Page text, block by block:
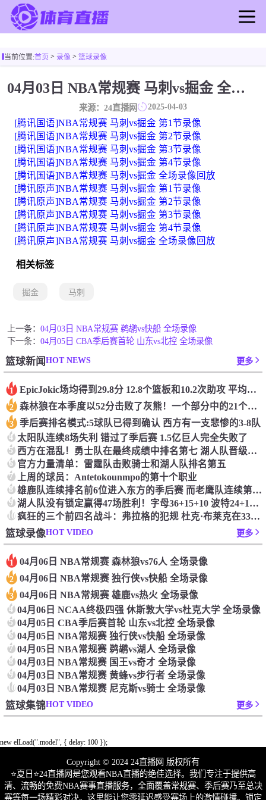
足球直播
足球录像
足球新闻
篮球新闻
当前位置:首页> 录像 > 篮球录像
04月03日 NBA常规赛 马刺vs掘金 全场录像
来源：24直播网 2025-04-03
[腾讯国语]NBA常规赛 马刺vs掘金 第1节录像
[腾讯国语]NBA常规赛 马刺vs掘金 第2节录像
[腾讯国语]NBA常规赛 马刺vs掘金 第3节录像
[腾讯国语]NBA常规赛 马刺vs掘金 第4节录像
[腾讯国语]NBA常规赛 马刺vs掘金 全场录像回放
[腾讯原声]NBA常规赛 马刺vs掘金 第1节录像
[腾讯原声]NBA常规赛 马刺vs掘金 第2节录像
[腾讯原声]NBA常规赛 马刺vs掘金 第3节录像
[腾讯原声]NBA常规赛 马刺vs掘金 第4节录像
[腾讯原声]NBA常规赛 马刺vs掘金 全场录像回放
相关标签
掘金 马刺
上一条： 04月03日 NBA常规赛 鹈鹕vs快船 全场录像
下一条： 04月05日 CBA季后赛首轮 山东vs北控 全场录像
篮球新闻HOT NEWS 更多
1 Epic️Jokic场均得到29.8分 12.8个篮板和10.2次助攻 平均三双很容易吗？
2 森林狼在本季度以52分击败了灰熊！一个部分中的21个中有18个！骑着摇头丸的战士第六 湖船不舒服
3 季后赛排名模式:5球队已得到确认 西方有一支悲惨的3-8队
4 太阳队连续8场失利 错过了季后赛 1.5亿巨人完全失败了
5 西方在混乱！勇士队在最终成绩中排名第七 湖人队晋级季后赛 火箭向快船送了礼物
6 官方力量清单：雷霆队击败骑士和湖人队排名第五
7 上周的球员：Antetokounmpo的第十个职业
8 雄鹿队连续排名前6位进入东方的季后赛 而老鹰队连续第四年在季后赛中踢球
9 湖人队没有锁定赢得47场胜利！字母36+15+10 波特24+12+8 42胜利以锁定季后赛
10 疯狂的三个前四名战斗：弗拉格的犯规 杜克·布莱克在33秒的惊喜中出现了
篮球录像HOT VIDEO 更多
1 04月06日 NBA常规赛 森林狼vs76人 全场录像
2 04月06日 NBA常规赛 独行侠vs快船 全场录像
3 04月06日 NBA常规赛 雄鹿vs热火 全场录像
4 04月06日 NCAA终极四强 休斯敦大学vs杜克大学 全场录像
5 04月05日 CBA季后赛首轮 山东vs北控 全场录像
6 04月05日 NBA常规赛 独行侠vs快船 全场录像
7 04月05日 NBA常规赛 鹈鹕vs湖人 全场录像
8 04月03日 NBA常规赛 国王vs奇才 全场录像
9 04月03日 NBA常规赛 黄蜂vs步行者 全场录像
1004月03日 NBA常规赛 尼克斯vs骑士 全场录像
篮球集锦HOT VIDEO 更多
new elLoad(".model", { delay: 100 });
Copyright © 2024 24直播网 版权所有
⭐️夏日⭐24直播网是您观看NBA直播的绝佳选择。我们专注于提供高
清、流畅的免费NBA赛事直播服务，全面覆盖常规赛、季后赛乃至总决
赛等每一场精彩对决。这里能让您零延迟感受赛场上的激情碰撞。锁定